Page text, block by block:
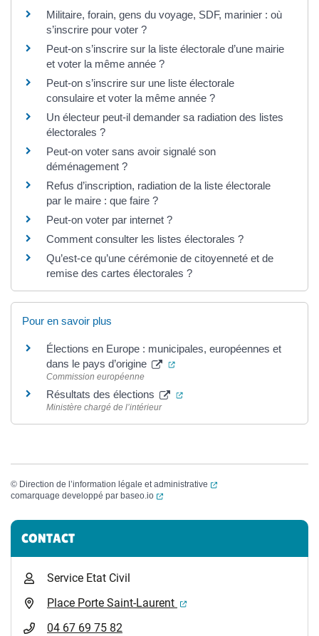
Militaire, forain, gens du voyage, SDF, marinier : où
s’inscrire pour voter ?
Peut-on s’inscrire sur la liste électorale d’une mairie
et voter la même année ?
Peut-on s’inscrire sur une liste électorale
consulaire et voter la même année ?
Un électeur peut-il demander sa radiation des listes
électorales ?
Peut-on voter sans avoir signalé son
déménagement ?
Refus d’inscription, radiation de la liste électorale
par le maire : que faire ?
Peut-on voter par internet ?
Comment consulter les listes électorales ?
Qu’est-ce qu’une cérémonie de citoyenneté et de
remise des cartes électorales ?
Pour en savoir plus
Élections en Europe : municipales, européennes et
dans le pays d’origine
(ouverture dans un nouvel
Commission européenne
Résultats des élections (ouverture dans un nouvel
Ministère chargé de l’intérieur
© Direction de l’information légale et administrative
(ouverture dans un
comarquage developpé par baseo.io (ouverture dans un nouvel onglet)
Informations complémentaires
CONTACT
Service Etat Civil
Place Porte Saint-Laurent
(ouverture dans un
04 67 69 75 82